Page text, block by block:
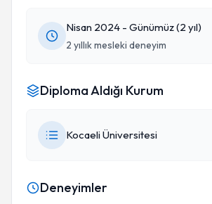
Nisan 2024 - Günümüz (2 yıl)
2 yıllık mesleki deneyim
Diploma Aldığı Kurum
Kocaeli Üniversitesi
Deneyimler